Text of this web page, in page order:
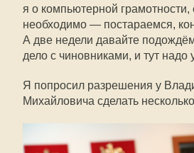
я о компьютерной грамотности,
необходимо — постараемся,
А две недели давайте
дело с чиновниками, и тут надо
Я попросил разрешения у
Михайловича сделать